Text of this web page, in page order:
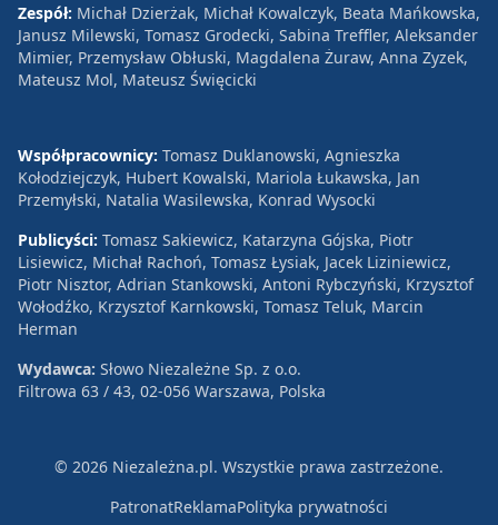
Zespół: Michał Dzierżak, Michał Kowalczyk, Beata Mańkowska,
Janusz Milewski, Tomasz Grodecki, Sabina Treffler, Aleksander
Mimier, Przemysław Obłuski, Magdalena Żuraw, Anna Zyzek,
Mateusz Mol, Mateusz Święcicki
Współpracownicy: Tomasz Duklanowski, Agnieszka
Kołodziejczyk, Hubert Kowalski, Mariola Łukawska, Jan
Przemyłski, Natalia Wasilewska, Konrad Wysocki
Publicyści: Tomasz Sakiewicz, Katarzyna Gójska, Piotr
Lisiewicz, Michał Rachoń, Tomasz Łysiak, Jacek Liziniewicz,
Piotr Nisztor, Adrian Stankowski, Antoni Rybczyński, Krzysztof
Wołodźko, Krzysztof Karnkowski, Tomasz Teluk, Marcin
Herman
Wydawca: Słowo Niezależne Sp. z o.o.
Filtrowa 63 / 43, 02-056 Warszawa, Polska
© 2026 Niezależna.pl. Wszystkie prawa zastrzeżone.
PatronatReklamaPolityka prywatności